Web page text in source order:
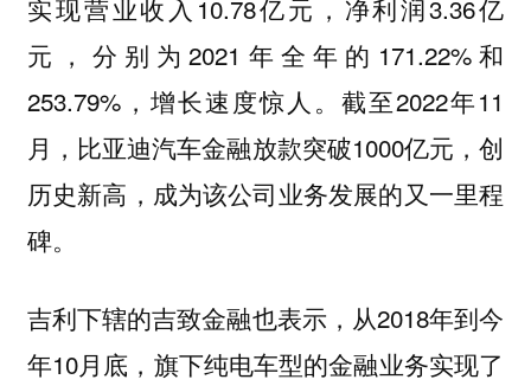
实现营业收入10.78亿元，净利润3.36亿
元，分别为2021年全年的171.22%和
253.79%，增长速度惊人。截至2022年11
月，比亚迪汽车金融放款突破1000亿元，创
历史新高，成为该公司业务发展的又一里程
碑。
吉利下辖的吉致金融也表示，从2018年到今
年10月底，旗下纯电车型的金融业务实现了